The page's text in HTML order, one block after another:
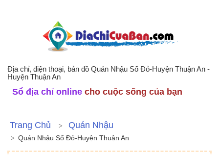
Địa chỉ, điện thoại, bản đồ Quán Nhậu Số Đỏ-Huyện Thuận An -
Huyện Thuận An
Sổ địa chỉ online cho cuộc sống của bạn
Trang Chủ Quán Nhậu
Quán Nhậu Số Đỏ-Huyện Thuận An